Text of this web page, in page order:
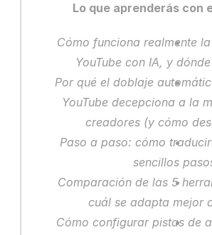
Lo que aprenderás con
Cómo funciona realmente
YouTube con IA, y
Por qué el doblaje
YouTube decepciona a la
creadores (y cómo
Paso a paso: cómo
sencillos
Comparación de las 5
cuál se adapta mejor
Cómo configurar pistas de